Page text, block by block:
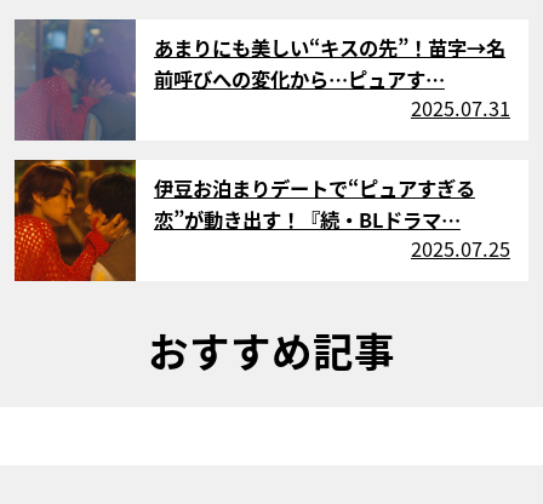
サムネイル
あまりにも美しい“キスの先”！苗字→名
前呼びへの変化から…ピュアす…
2025.07.31
サムネイル
伊豆お泊まりデートで“ピュアすぎる
恋”が動き出す！『続・BLドラマ…
2025.07.25
おすすめ記事